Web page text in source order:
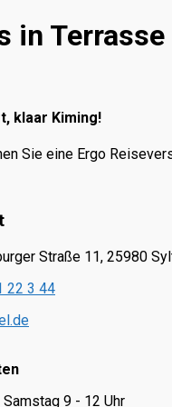
in Terrasse
klaar Kiming!
Sie eine Ergo
Straße 11, 25980
22 3 44
Samstag 9 - 12 Uhr